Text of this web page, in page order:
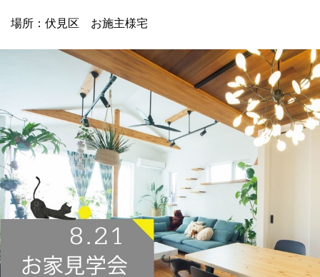
場所：伏見区 お施主様宅